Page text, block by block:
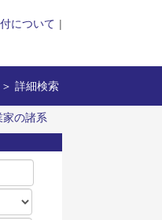
について |
＞ 詳細検索
の諸系